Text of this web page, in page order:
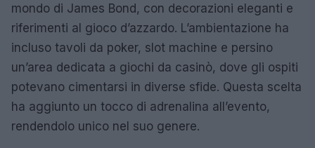
mondo di James Bond, con decorazioni eleganti e
riferimenti al gioco d’azzardo. L’ambientazione ha
incluso tavoli da poker, slot machine e persino
un’area dedicata a giochi da casinò, dove gli ospiti
potevano cimentarsi in diverse sfide. Questa scelta
ha aggiunto un tocco di adrenalina all’evento,
rendendolo unico nel suo genere.